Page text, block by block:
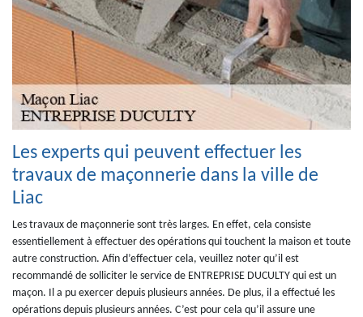
Les experts qui peuvent effectuer les
travaux de maçonnerie dans la ville de
Liac
Les travaux de maçonnerie sont très larges. En effet, cela consiste
essentiellement à effectuer des opérations qui touchent la maison et toute
autre construction. Afin d’effectuer cela, veuillez noter qu’il est
recommandé de solliciter le service de ENTREPRISE DUCULTY qui est un
maçon. Il a pu exercer depuis plusieurs années. De plus, il a effectué les
opérations depuis plusieurs années. C’est pour cela qu’il assure une